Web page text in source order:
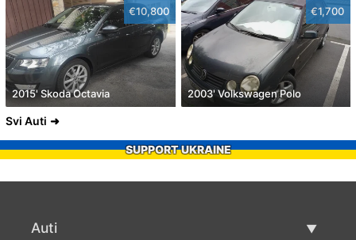
€10,800
2015' Skoda Octavia
€1,700
2003' Volkswagen Polo
Svi Auti
SUPPORT UKRAINE
Auti